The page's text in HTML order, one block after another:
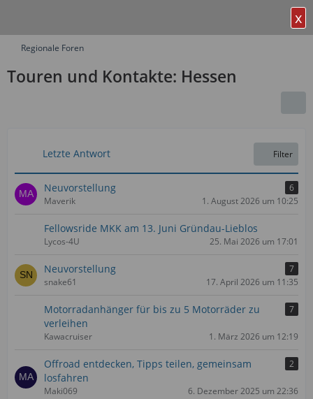
Regionale Foren
Touren und Kontakte: Hessen
Letzte Antwort Filter
Neuvorstellung
6
Maverik
1. August 2026 um 10:25
Fellowsride MKK am 13. Juni Gründau-Lieblos
Lycos-4U 25. Mai 2026 um 17:01
Neuvorstellung
7
snake61
17. April 2026 um 11:35
Motorradanhänger für bis zu 5 Motorräder zu
verleihen
7
Kawacruiser 1. März 2026 um 12:19
Offroad entdecken, Tipps teilen, gemeinsam
losfahren
2
Maki069 6. Dezember 2025 um 22:36
x